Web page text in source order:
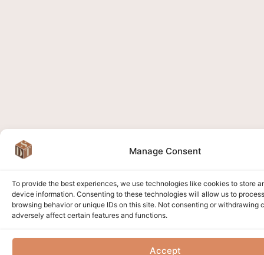
Manage Consent
To provide the best experiences, we use technologies like cookies to store
device information. Consenting to these technologies will allow us to
browsing behavior or unique IDs on this site. Not consenting or withdrawing
adversely affect certain features and functions.
Accept